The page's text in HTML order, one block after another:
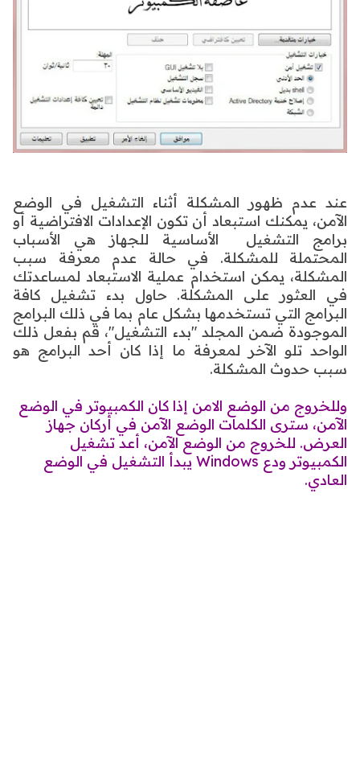
عند عدم ظهور المشكلة أثناء التشغيل في الوضع
الآمن، يمكنك استبعاد أن تكون الإعدادات الافتراضية أو
برامج التشغيل الأساسية للجهاز هي الأسباب
المحتملة للمشكلة. في حالة عدم معرفة سبب
المشكلة، يمكن استخدام عملية الاستبعاد لمساعدتك
في العثور على المشكلة. حاول بدء تشغيل كافة
البرامج التي تستخدمها بشكل عام بما في ذلك البرامج
الموجودة ضمن المجلد "بدء التشغيل"، قم بفعل ذلك
الواحد تلو الآخر لمعرفة ما إذا كان أحد البرامج هو
سبب حدوث المشكلة.
وللخروج من الوضع الامن إذا كان الكمبيوتر في الوضع
الآمن، سترى الكلمات الوضع الآمن في أركان جهاز
العرض. للخروج من الوضع الآمن، أعد تشغيل
الكمبيوتر ودع Windows يبدأ التشغيل في الوضع
العادي.